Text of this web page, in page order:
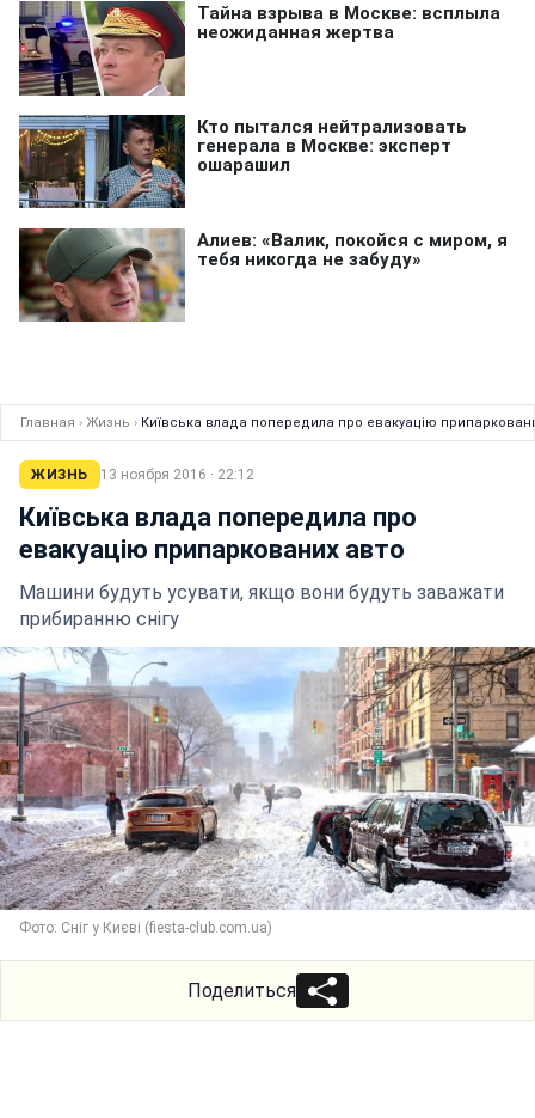
Главная › Жизнь › Київська влада попередила про евакуацію
ЖИЗНЬ 13 ноября 2016 · 22:12
Київська влада попередила про
евакуацію припаркованих авто
Машини будуть усувати, якщо вони будуть заважати
прибиранню снігу
Фото: Сніг у Києві (fiesta-club.com.ua)
Поделиться